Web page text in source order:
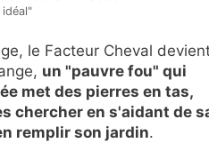
idéal"
le Facteur Cheval
un "pauvre fou" qui
met des pierres en tas,
chercher en s'aidant de
remplir son jardin.